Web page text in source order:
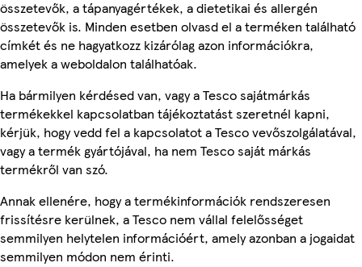
összetevők, a tápanyagértékek, a dietetikai és allergén
összetevők is. Minden esetben olvasd el a terméken található
címkét és ne hagyatkozz kizárólag azon információkra,
amelyek a weboldalon találhatóak.
Ha bármilyen kérdésed van, vagy a Tesco sajátmárkás
termékekkel kapcsolatban tájékoztatást szeretnél kapni,
kérjük, hogy vedd fel a kapcsolatot a Tesco vevőszolgálatával,
vagy a termék gyártójával, ha nem Tesco saját márkás
termékről van szó.
Annak ellenére, hogy a termékinformációk rendszeresen
frissítésre kerülnek, a Tesco nem vállal felelősséget
semmilyen helytelen információért, amely azonban a jogaidat
semmilyen módon nem érinti.